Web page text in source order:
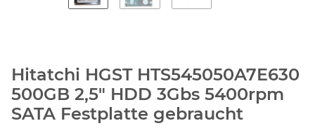
Hitatchi HGST HTS545050A7E630
500GB 2,5" HDD 3Gbs 5400rpm
SATA Festplatte gebraucht